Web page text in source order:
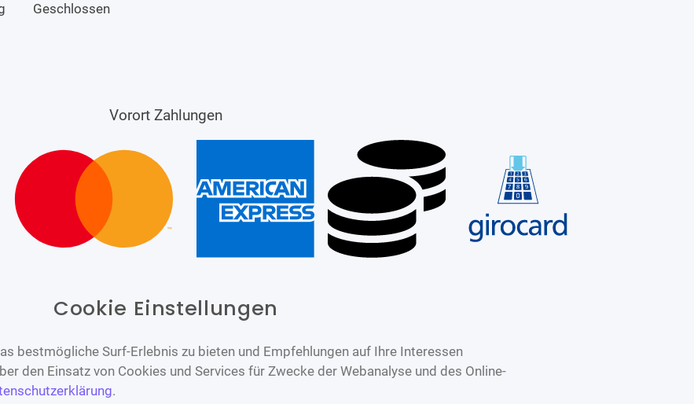
Geschlossen
Vorort Zahlungen
Cookie Einstellungen
bestmögliche Surf-Erlebnis zu bieten und Empfehlungen auf Ihre Interessen
den Einsatz von Cookies und Services für Zwecke der Webanalyse und des Online-
.